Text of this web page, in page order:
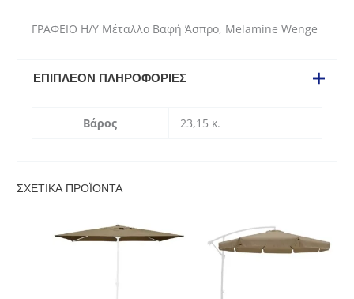
Wenge
ΓΡΑΦΕΙΟ Η/Υ Μέταλλο Βαφή Άσπρο, Melamine Wenge
ΕΠΙΠΛΈΟΝ ΠΛΗΡΟΦΟΡΊΕΣ
Βάρος 23,15 κ.
ΣΧΕΤΙΚΆ ΠΡΟΪΌΝΤΑ